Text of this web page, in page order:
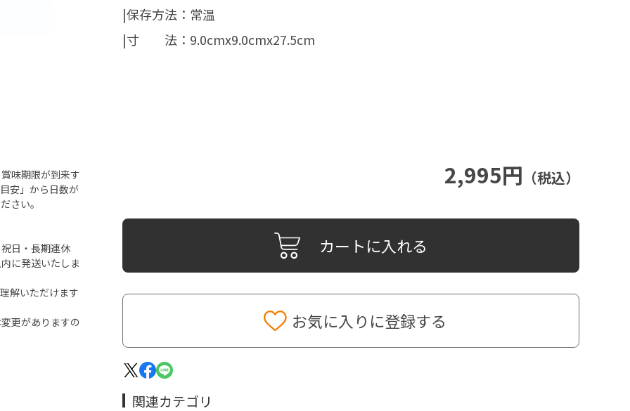
味期限が到来す
安」から日数が
さい。
日・長期連休
に発送いたしま
解いただけます
更がありますの
2,995円 （税込）
カートに入れる
お気に入りに登録する
|保存方法：常温
|寸 法：9.0cmx9.0cmx27.5cm
関連カテゴリ